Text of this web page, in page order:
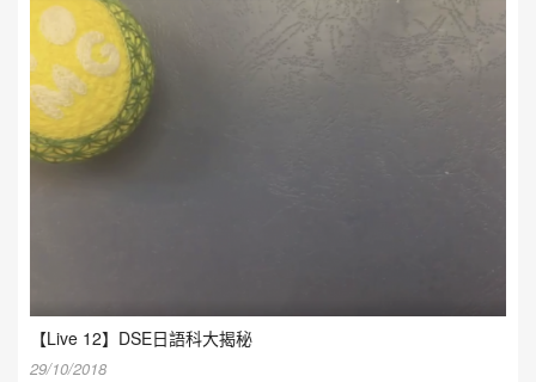
【Live 12】DSE日語科大揭秘
29/10/2018